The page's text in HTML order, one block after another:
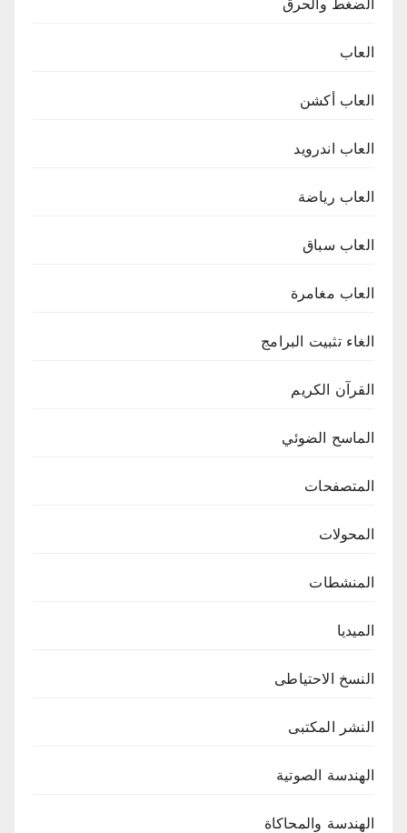
العاب
العاب أكشن
العاب اندرويد
العاب رياضة
العاب سباق
العاب مغامرة
الغاء تثبيت البرامج
القرآن الكريم
الماسح الضوئي
المتصفحات
المحولات
المنشطات
الميديا
النسخ الاحتياطى
النشر المكتبى
الهندسة الصوتية
الهندسة والمحاكاة